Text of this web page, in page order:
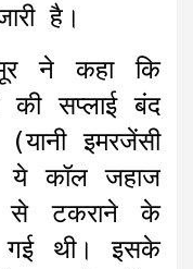
है।
ने कहा कि
सप्लाई बंद
इमरजेंसी
ये कॉल जहाज
से टकराने के
थी। इसके